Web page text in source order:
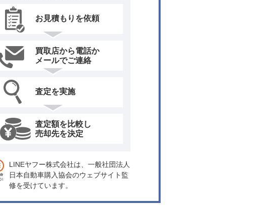
お見積もりを依頼
買取店から電話か
メールでご連絡
査定を実施
査定額を比較し
売却先を決定
LINEヤフー株式会社は、一般社団法人
日本自動車購入協会のウェブサイト監
修を受けています。